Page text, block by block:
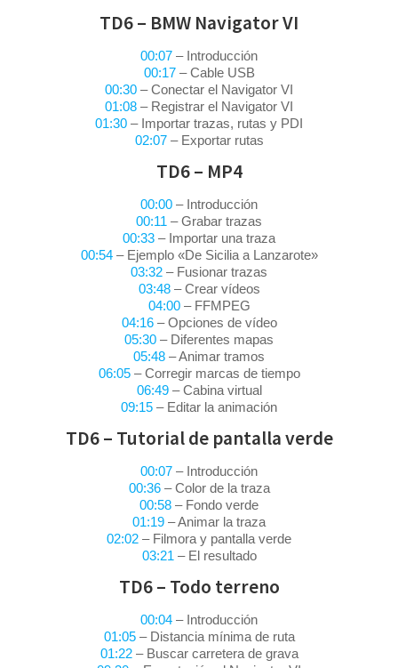
TD6 – BMW Navigator VI
00:07 – Introducción
00:17– Cable USB
00:30 – Conectar el Navigator VI
01:08 – Registrar el Navigator VI
01:30 – Importar trazas, rutas y PDI
02:07– Exportar rutas
TD6 – MP4
00:00 – Introducción
00:11 – Grabar trazas
00:33 – Importar una traza
00:54– Ejemplo «De Sicilia a Lanzarote»
03:32 – Fusionar trazas
03:48– Crear vídeos
04:00– FFMPEG
04:16– Opciones de vídeo
05:30 – Diferentes mapas
05:48 – Animar tramos
06:05– Corregir marcas de tiempo
06:49– Cabina virtual
09:15 – Editar la animación
TD6 – Tutorial de pantalla verde
00:07 – Introducción
00:36– Color de la traza
00:58 – Fondo verde
01:19 – Animar la traza
02:02 – Filmora y pantalla verde
03:21 – El resultado
TD6 – Todo terreno
00:04 – Introducción
01:05– Distancia mínima de ruta
01:22– Buscar carretera de grava